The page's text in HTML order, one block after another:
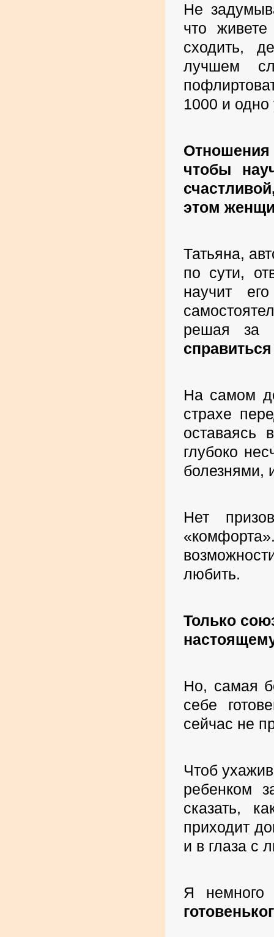
Не
что
сходить,
лучшем
1000 и одно
чтобы
этом
Татьяна,
по сути,
научит
решая за
На самом
страхе
оставаясь
глубоко
болезнями,
Нет
любить.
Только
Но, самая
себе
сейчас не
Чтоб
ребенком
сказать,
приходит
и в глаза с
Я